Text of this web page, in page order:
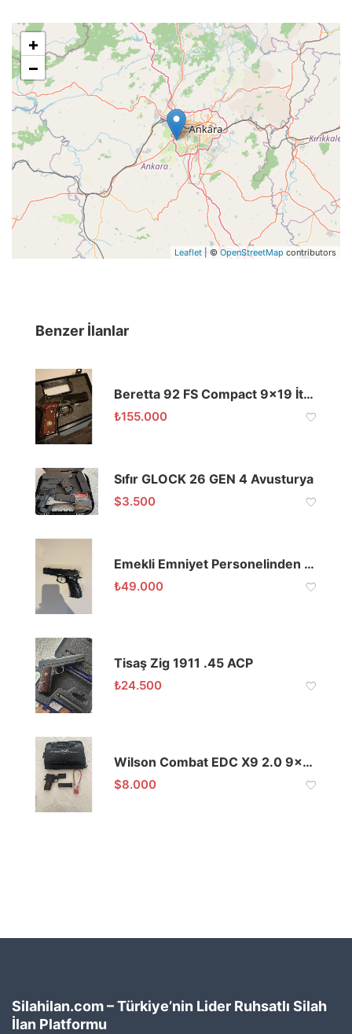
+
−
Leaflet | ©OpenStreetMap contributors
Benzer İlanlar
Beretta 92 FS Compact 9×19 İtalyan
₺155.000
Sıfır GLOCK 26 GEN 4 Avusturya
$3.500
Emekli Emniyet Personelinden Temiz CZ-75
₺49.000
Tisaş Zig 1911 .45 ACP
₺24.500
Wilson Combat EDC X9 2.0 9×19
$8.000
Silahilan.com – Türkiye’nin Lider Ruhsatlı Silah
İlan Platformu